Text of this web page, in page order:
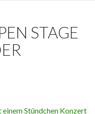
STAGE
Stündchen Konzert